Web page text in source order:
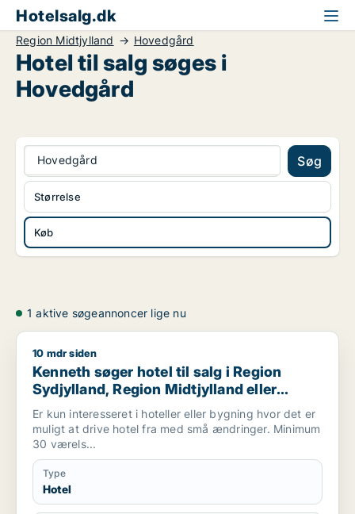
Hotelsalg.dk
Region Midtjylland Hovedgård
Hotel til salg søges i
Hovedgård
Hovedgård Søg
Køb
Størrelse
1 aktive søgeannoncer lige nu
Kenneth søger hotel til salg i Region Sydjylland, Region
10 mdr siden
Kenneth søger hotel til salg i Region
Sydjylland, Region Midtjylland eller
Mariager
Er kun interesseret i hoteller eller bygning hvor det er
muligt at drive hotel fra med små ændringer. Minimum
30 værels...
Type
Hotel